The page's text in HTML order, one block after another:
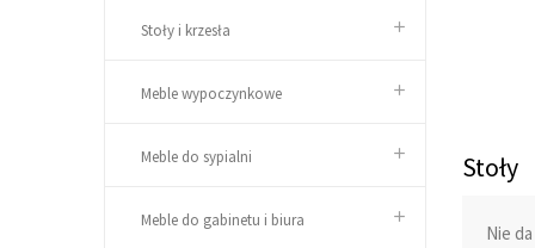
Stoły i krzesła
Meble wypoczynkowe
Meble do sypialni
Meble do gabinetu i biura
Stoły
Nie